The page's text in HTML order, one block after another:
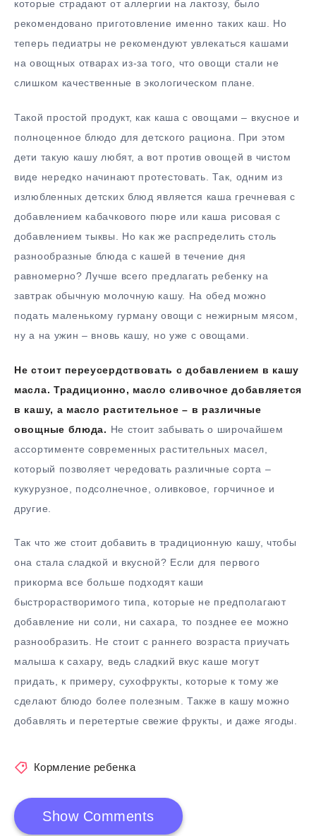
которые страдают от аллергии на лактозу, было
рекомендовано приготовление именно таких каш. Но
теперь педиатры не рекомендуют увлекаться кашами
на овощных отварах из-за того, что овощи стали не
слишком качественные в экологическом плане.
Такой простой продукт, как каша с овощами – вкусное и
полноценное блюдо для детского рациона. При этом
дети такую кашу любят, а вот против овощей в чистом
виде нередко начинают протестовать. Так, одним из
излюбленных детских блюд является каша гречневая с
добавлением кабачкового пюре или каша рисовая с
добавлением тыквы. Но как же распределить столь
разнообразные блюда с кашей в течение дня
равномерно? Лучше всего предлагать ребенку на
завтрак обычную молочную кашу. На обед можно
подать маленькому гурману овощи с нежирным мясом,
ну а на ужин – вновь кашу, но уже с овощами.
Не стоит переусердствовать с добавлением в кашу
масла. Традиционно, масло сливочное добавляется
в кашу, а масло растительное – в различные
овощные блюда. Не стоит забывать о широчайшем
ассортименте современных растительных масел,
который позволяет чередовать различные сорта –
кукурузное, подсолнечное, оливковое, горчичное и
другие.
Так что же стоит добавить в традиционную кашу, чтобы
она стала сладкой и вкусной? Если для первого
прикорма все больше подходят каши
быстрорастворимого типа, которые не предполагают
добавление ни соли, ни сахара, то позднее ее можно
разнообразить. Не стоит с раннего возраста приучать
малыша к сахару, ведь сладкий вкус каше могут
придать, к примеру, сухофрукты, которые к тому же
сделают блюдо более полезным. Также в кашу можно
добавлять и перетертые свежие фрукты, и даже ягоды.
Кормление ребенка
Show Comments